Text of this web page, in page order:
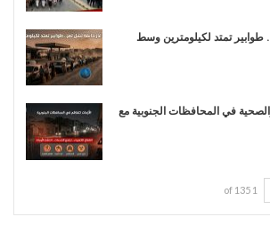
طوابير تمتد لكيلومترين وسط
في المحافظات الجنوبية مع
1 of 135